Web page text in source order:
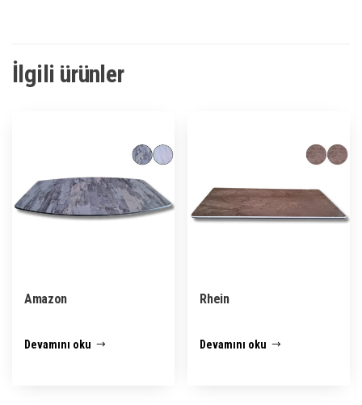
İlgili ürünler
Amazon
Devamını oku
Rhein
Devamını oku